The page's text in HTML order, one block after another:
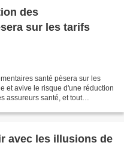
des
sur les tarifs
santé pèsera sur les
et avive le risque d'une réduction
assureurs santé, et tout
avec les illusions de